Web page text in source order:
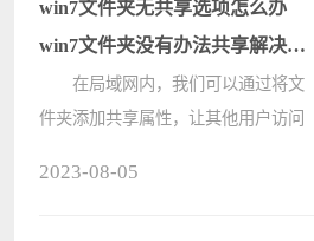
问题????
win7文件夹无共享选项怎么办
win7文件夹没有办法共享解决方
法介绍
在局域网内，我们可以通过将文
件夹添加共享属性，让其他用户访问
2023-08-05